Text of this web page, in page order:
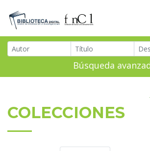
Búsqueda
COLECCIONES